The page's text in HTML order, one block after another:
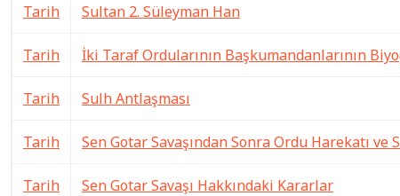
Tarih Sultan 2. Süleyman Han
Tarih İki Taraf Ordularının Başkumandanlarının
Tarih Sulh Antlaşması
Tarih Sen Gotar Savaşından Sonra Ordu Harekatı ve
Tarih Sen Gotar Savaşı Hakkındaki Kararlar